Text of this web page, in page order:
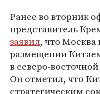
Ранее во вторник
представитель
заявил, что Москва
размещении
в северо-
Он отметил, что
стратегическим